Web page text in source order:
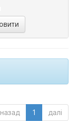
назад 1 далі